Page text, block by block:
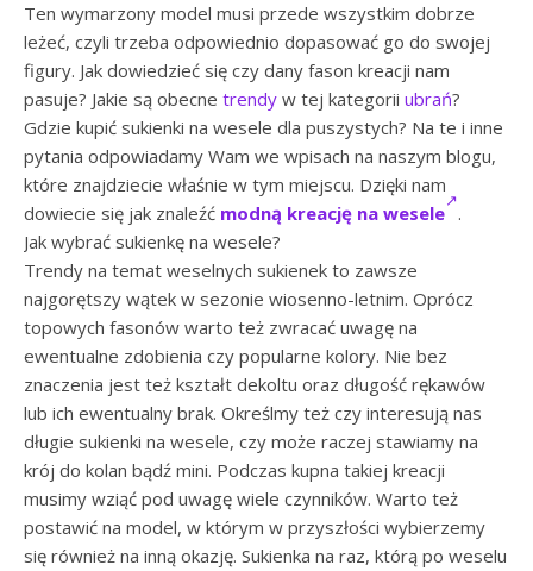
Ten wymarzony model musi przede wszystkim dobrze
leżeć, czyli trzeba odpowiednio dopasować go do swojej
figury. Jak dowiedzieć się czy dany fason kreacji nam
pasuje? Jakie są obecne trendy w tej kategorii ubrań?
Gdzie kupić sukienki na wesele dla puszystych? Na te i inne
pytania odpowiadamy Wam we wpisach na naszym blogu,
które znajdziecie właśnie w tym miejscu. Dzięki nam
dowiecie się jak znaleźć modną kreację na wesele .
Jak wybrać sukienkę na wesele?
Trendy na temat weselnych sukienek to zawsze
najgorętszy wątek w sezonie wiosenno-letnim. Oprócz
topowych fasonów warto też zwracać uwagę na
ewentualne zdobienia czy popularne kolory. Nie bez
znaczenia jest też kształt dekoltu oraz długość rękawów
lub ich ewentualny brak. Określmy też czy interesują nas
długie sukienki na wesele, czy może raczej stawiamy na
krój do kolan bądź mini. Podczas kupna takiej kreacji
musimy wziąć pod uwagę wiele czynników. Warto też
postawić na model, w którym w przyszłości wybierzemy
się również na inną okazję. Sukienka na raz, którą po weselu